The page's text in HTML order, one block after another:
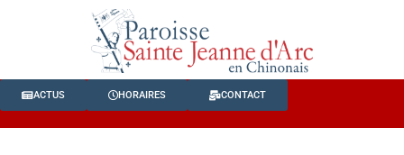
ACTUS HORAIRES CONTACT